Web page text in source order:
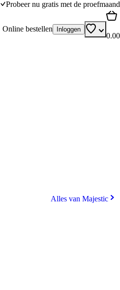
Probeer nu gratis met de proefmaand
Online bestellen Inloggen
0.00
Alles van Majestic